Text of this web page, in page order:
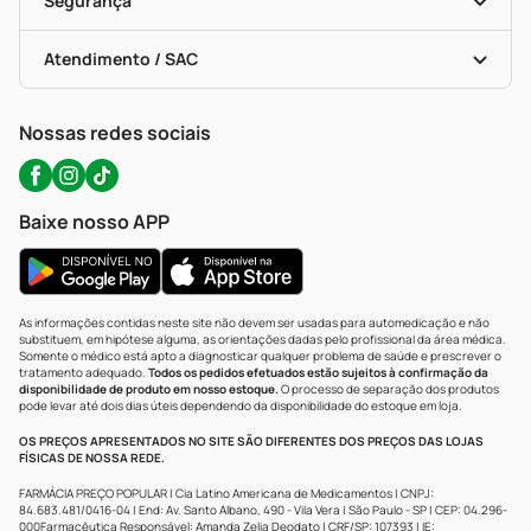
Troca E Devolução
Bulas De A A Z
Políticas De Marketplace
Testes Rápidos
Autoteste Covid-19
Certificado De Segurança
Portal Da Privacidade
Atendimento / SAC
WhatsApp (47) 9202-1687
Nossas redes sociais
Baixe nosso APP
As informações contidas neste site não devem ser usadas para automedicação e não
substituem, em hipótese alguma, as orientações dadas pelo profissional da área médica.
Somente o médico está apto a diagnosticar qualquer problema de saúde e prescrever o
tratamento adequado. Todos os pedidos efetuados estão sujeitos à confirmação da
disponibilidade de produto em nosso estoque.O processo de separação dos produtos
pode levar até dois dias úteis dependendo da disponibilidade do estoque em loja.
OS PREÇOS APRESENTADOS NO SITE SÃO DIFERENTES DOS PREÇOS DAS LOJAS
FÍSICAS DE NOSSA REDE.
FARMÁCIA PREÇO POPULAR | Cia Latino Americana de Medicamentos | CNPJ:
84.683.481/0416-04 | End: Av. Santo Albano, 490 - Vila Vera | São Paulo - SP | CEP: 04.296-
000Farmacêutica Responsável: Amanda Zelia Deodato | CRF/SP: 107393 | IE: